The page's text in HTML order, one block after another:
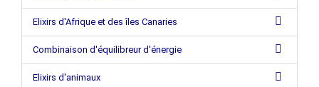
Elixirs d'Afrique et des îles Canaries
Combinaison d'équilibreur d'énergie
Elixirs d'animaux